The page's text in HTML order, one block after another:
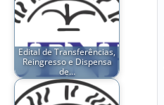
Edital de Transferências,
Reingresso e Dispensa
de…